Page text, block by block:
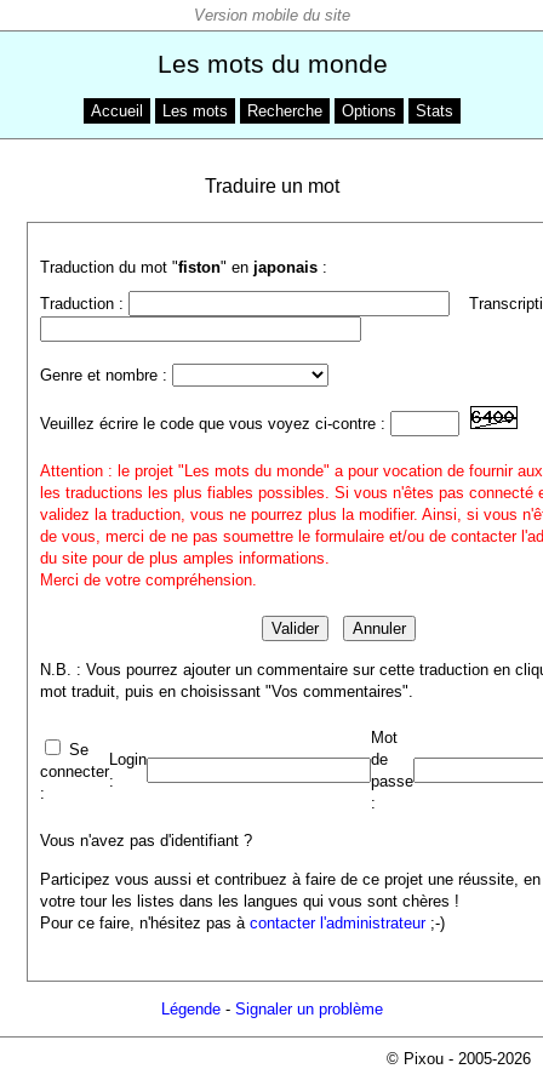
Les mots du monde
Accueil Les mots Recherche Options Stats
Traduire un mot
Traduction du mot "fiston" en japonais :
Traduction :
Genre et nombre :
Veuillez écrire le code que vous voyez ci-contre :
Attention : le projet "Les mots du monde" a pour vocation de fournir
les traductions les plus fiables possibles. Si vous n'êtes pas connecté
validez la traduction, vous ne pourrez plus la modifier. Ainsi, si vous
de vous, merci de ne pas soumettre le formulaire et/ou de contacter
du site pour de plus amples informations.
Merci de votre compréhension.
N.B. : Vous pourrez ajouter un commentaire sur cette traduction en
mot traduit, puis en choisissant "Vos commentaires".
Se
connecter
:
Login
:
Mot
de
passe
:
Vous n'avez pas d'identifiant ?
Participez vous aussi et contribuez à faire de ce projet une réussite,
votre tour les listes dans les langues qui vous sont chères !
Pour ce faire, n'hésitez pas àcontacter l'administrateur;-)
Légende- Signaler un problème
© Pixou - 2005-2026